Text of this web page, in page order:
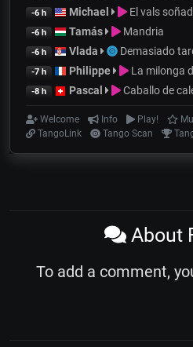
-6 h Michael El vals
-6 h Tamás Mandria
-6 h Vlada Demasiado
-7 h Philippe La milonga
-8 h Pascal Caballo de
Welcome Info Play!
TangoLink
Tango Scan
About
To add a comment,